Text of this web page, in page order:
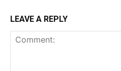
LEAVE A REPLY